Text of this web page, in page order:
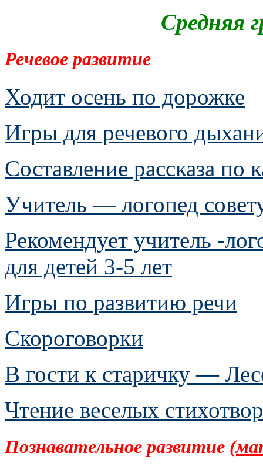
Средняя
Речевое развитие
Ходит осень по дорожке
Игры для речевого
Составление рассказа по
Учитель — логопед
Рекомендует учитель -
для детей 3-5 лет
Игры по развитию речи
Скороговорки
В гости к старичку —
Чтение веселых
Познавательное развитие